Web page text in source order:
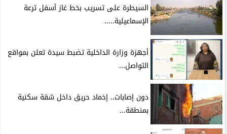
السيطرة على تسريب بخط غاز أسفل ترعة
الإسماعيلية.....
أجهزة وزارة الداخلية تضبط سيدة تعلن بمواقع
التواصل...
دون إصابات.. إخماد حريق داخل شقة سكنية
بمنطقة...